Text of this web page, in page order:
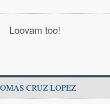
Loovam too!
CRUZ LOPEZ